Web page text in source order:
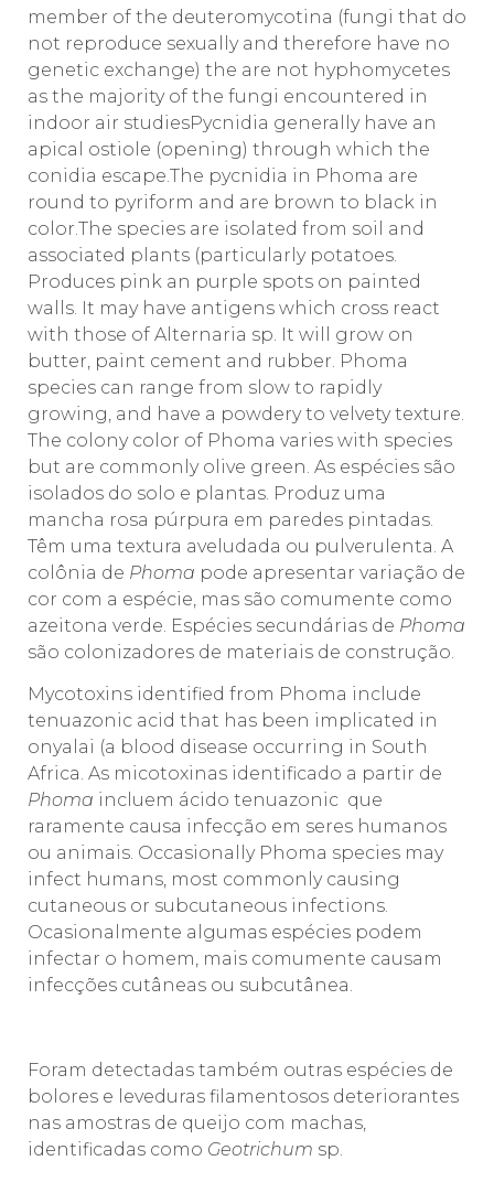
member of the deuteromycotina (fungi that do
not reproduce sexually and therefore have no
genetic exchange) the are not hyphomycetes
as the majority of the fungi encountered in
indoor air studiesPycnidia generally have an
apical ostiole (opening) through which the
conidia escape.The pycnidia in Phoma are
round to pyriform and are brown to black in
color.The species are isolated from soil and
associated plants (particularly potatoes.
Produces pink an purple spots on painted
walls. It may have antigens which cross react
with those of Alternaria sp. It will grow on
butter, paint cement and rubber. Phoma
species can range from slow to rapidly
growing, and have a powdery to velvety texture.
The colony color of Phoma varies with species
but are commonly olive green. As espécies são
isolados do solo e plantas. Produz uma
mancha rosa púrpura em paredes pintadas.
Têm uma textura aveludada ou pulverulenta. A
colônia de Phoma pode apresentar variação de
cor com a espécie, mas são comumente como
azeitona verde. Espécies secundárias de Phoma
são colonizadores de materiais de construção.
Mycotoxins identified from Phoma include
tenuazonic acid that has been implicated in
onyalai (a blood disease occurring in South
Africa. As micotoxinas identificado a partir de
Phoma incluem ácido tenuazonic que
raramente causa infecção em seres humanos
ou animais. Occasionally Phoma species may
infect humans, most commonly causing
cutaneous or subcutaneous infections.
Ocasionalmente algumas espécies podem
infectar o homem, mais comumente causam
infecções cutâneas ou subcutânea.
Foram detectadas também outras espécies de
bolores e leveduras filamentosos deteriorantes
nas amostras de queijo com machas,
identificadas como Geotrichum sp.